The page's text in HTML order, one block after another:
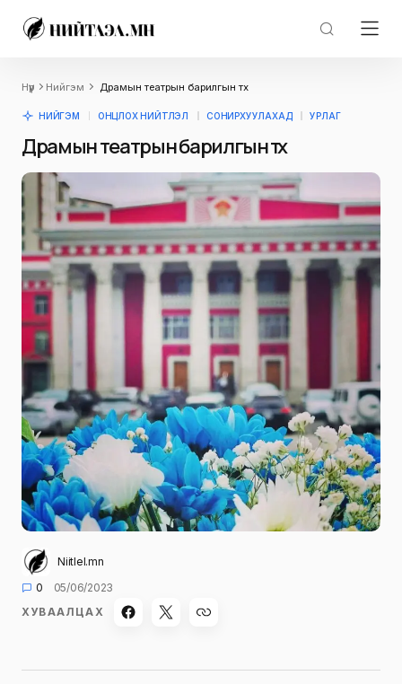
Нүүр Нийгэм Драмын театрын барилгын түүх
НИЙГЭМ ОНЦЛОХ НИЙТЛЭЛ СОНИРХУУЛАХАД УРЛАГ
Драмын театрын барилгын түүх
Niitlel.mn
0
05/06/2023
ХУВААЛЦАХ